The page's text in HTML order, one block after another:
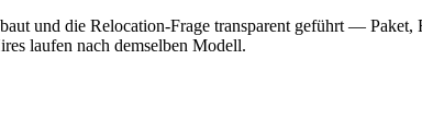
und die Relocation-Frage transparent geführt —
laufen nach demselben Modell.